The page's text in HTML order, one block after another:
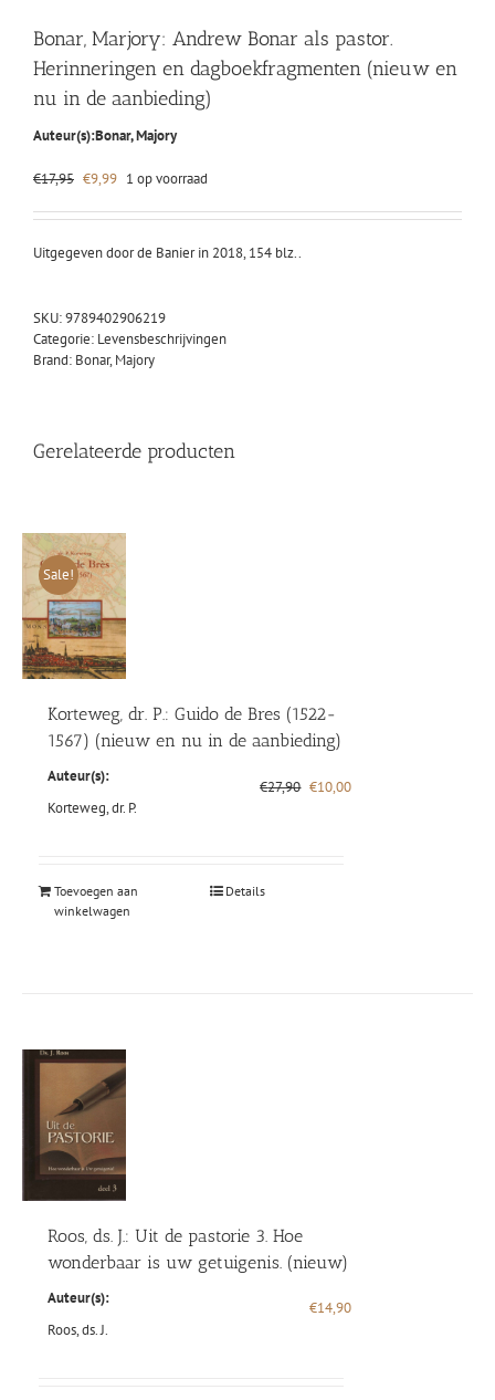
Bonar, Marjory: Andrew Bonar als pastor.
Herinneringen en dagboekfragmenten (nieuw en
nu in de aanbieding)
Auteur(s):Bonar, Majory
€17,95 Oorspronkelijke
was:
€9,99Huidige
is:
1 op voorraad
Uitgegeven door de Banier in 2018, 154 blz..
SKU:9789402906219
Categorie: Levensbeschrijvingen
Brand: Bonar, Majory
Gerelateerde producten
Sale!
Korteweg, dr. P.: Guido de Bres (1522-
1567) (nieuw en nu in de aanbieding)
Auteur(s):
Korteweg, dr. P.
€27,90 Oorspronkelijke
€10,00Huidige
Toevoegen aan
winkelwagen
Details
Roos, ds. J.: Uit de pastorie 3. Hoe
wonderbaar is uw getuigenis. (nieuw)
Auteur(s):
Roos, ds. J.
€14,90